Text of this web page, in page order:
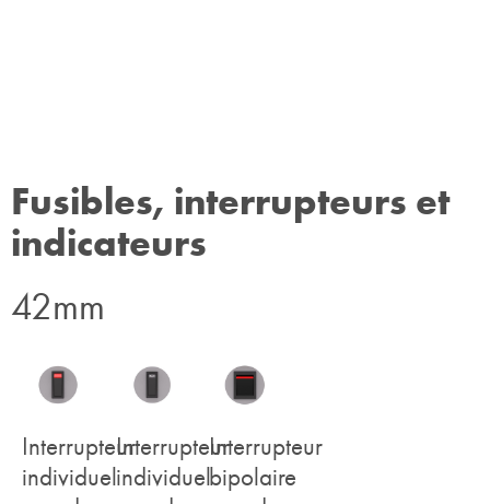
Fusibles, interrupteurs et
indicateurs
42mm
Interrupteur
individuel
Interrupteur
individuel
Interrupteur
bipolaire